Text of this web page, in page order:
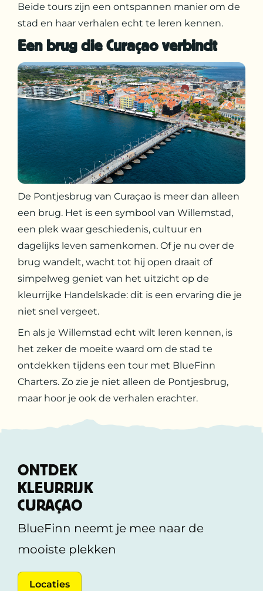
Beide tours zijn een ontspannen manier om de
stad en haar verhalen echt te leren kennen.
Een brug die Curaçao verbindt
De Pontjesbrug van Curaçao is meer dan alleen
een brug. Het is een symbool van Willemstad,
een plek waar geschiedenis, cultuur en
dagelijks leven samenkomen. Of je nu over de
brug wandelt, wacht tot hij open draait of
simpelweg geniet van het uitzicht op de
kleurrijke Handelskade: dit is een ervaring die je
niet snel vergeet.
En als je Willemstad echt wilt leren kennen, is
het zeker de moeite waard om de stad te
ontdekken tijdens een tour met BlueFinn
Charters. Zo zie je niet alleen de Pontjesbrug,
maar hoor je ook de verhalen erachter.
ONTDEK
KLEURRIJK
CURAÇAO
BlueFinn neemt je mee naar de
mooiste plekken
Locaties